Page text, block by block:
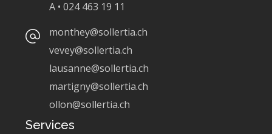
A • 024 463 19 11
monthey@sollertia.ch
vevey@sollertia.ch
lausanne@sollertia.ch
martigny@sollertia.ch
ollon@sollertia.ch
Services